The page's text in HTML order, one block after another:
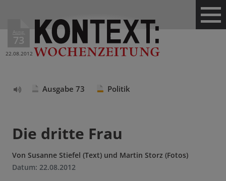
Ausg.
73
22.08.2012
Ausgabe 73 Politik
Die dritte Frau
Von Susanne Stiefel (Text) und Martin Storz (Fotos)
Datum: 22.08.2012